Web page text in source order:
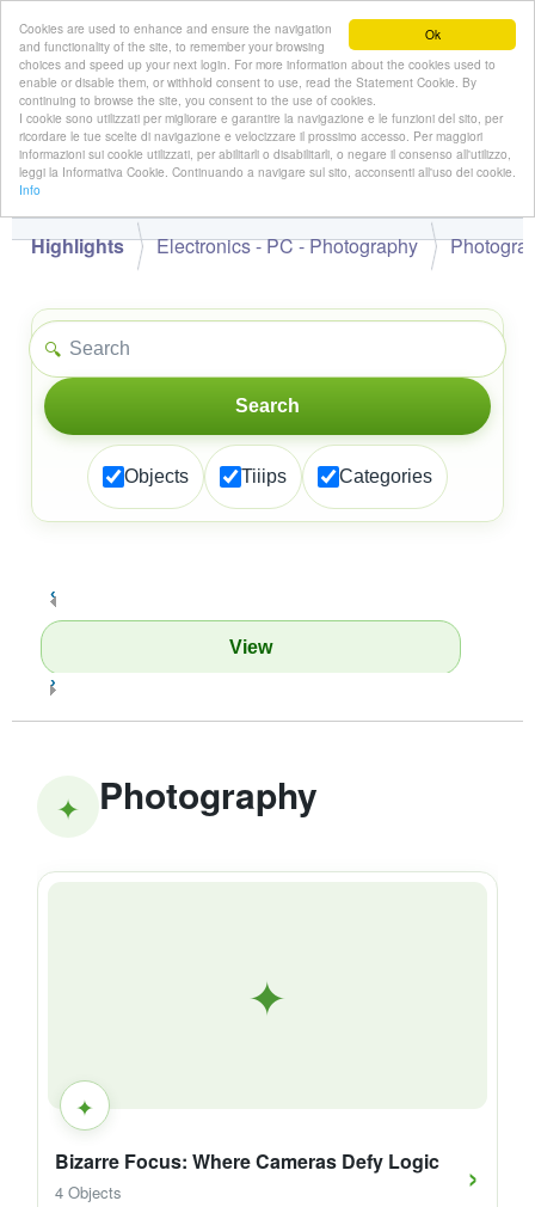
Ok
Cookies are used to enhance and ensure the navigation
and functionality of the site, to remember your browsing
choices and speed up your next login. For more information about the cookies used to
enable or disable them, or withhold consent to use, read the Statement Cookie. By
continuing to browse the site, you consent to the use of cookies.
I cookie sono utilizzati per migliorare e garantire la navigazione e le funzioni del sito, per
ricordare le tue scelte di navigazione e velocizzare il prossimo accesso. Per maggiori
informazioni sui cookie utilizzati, per abilitarli o disabilitarli, o negare il consenso all'utilizzo,
leggi la Informativa Cookie. Continuando a navigare sul sito, acconsenti all'uso dei cookie.
Info
👋 Hello,Guest!
Highlights Electronics - PC - Photography
🔍
Search
Objects Tiiips Categories
‹
View
›
✦ Photography
✦
✦
Bizarre Focus: Where Cameras Defy Logic
4 Objects ›